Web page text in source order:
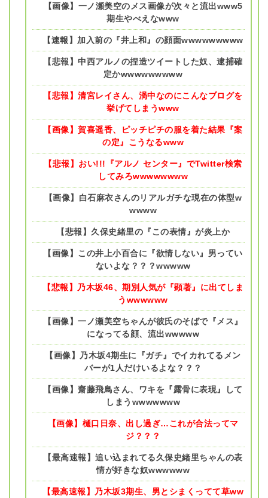
【画像】一ノ瀬美空のメス画像が次々と流出www5
期生やべえなwww
【速報】加入前の『井上和』の顔面wwwwwwwww
【悲報】中西アルノの捏造ツイートした奴、逮捕確
定かwwwwwwwww
【悲報】清宮レイさん、渦中なのにこんなブログを
挙げてしまうwww
【画像】賀喜遥香、ピッチピチの服を着た結果『案
の定』こうなるwww
【悲報】おい!!!『アルノ センター』でTwitter検索
してみろwwwwwwww
【画像】白石麻衣さんのリアルガチな現在の体型w
wwww
【悲報】久保史緒里の『この表情』が炎上か
【画像】この井上小百合に『欲情しない』男ってい
ないよな？？？wwwww
【悲報】乃木坂46、期別人気が『顕著』に出てしま
うwwwwww
【画像】一ノ瀬美空ちゃんが彼氏のそばで『メス』
になってる顔、流出wwwww
【画像】乃木坂4期生に『ガチ』でイカれてるメン
バーが1人だけいるよな？？？
【画像】齋藤飛鳥さん、ワキを『露骨に表現』して
しまうwwwwwww
【画像】樋口日奈、出し過ぎ…これが合法ってマ
ジ？？？
【最高速報】追い込まれてる久保史緒里ちゃんの表
情が好きな奴wwwwww
【最高速報】乃木坂3期生、男とシまくってて草ww